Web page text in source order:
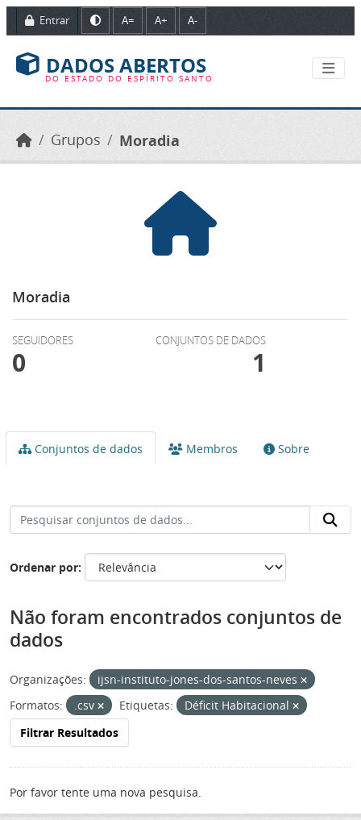
Ir para o conteúdo principal
Entrar A= A+ A-
DADOS ABERTOS
DO ESTADO DO ESPÍRITO SANTO
Grupos Moradia
Moradia
SEGUIDORES
0
CONJUNTOS DE DADOS
1
Conjuntos de dados Membros Sobre
Ordenar por
Não foram encontrados conjuntos de
dados
Organizações:
ijsn-instituto-jones-dos-santos-neves
Formatos:
.csv Etiquetas:
Déficit Habitacional
Filtrar Resultados
Por favor tente uma nova pesquisa.